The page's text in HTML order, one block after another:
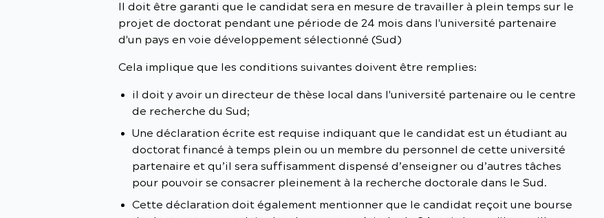
Il doit être garanti que le candidat sera en mesure de travailler à plein temps sur le
projet de doctorat pendant une période de 24 mois dans l'université partenaire
d'un pays en voie développement sélectionné (Sud)
Cela implique que les conditions suivantes doivent être remplies:
il doit y avoir un directeur de thèse local dans l'université partenaire ou le centre
de recherche du Sud;
Une déclaration écrite est requise indiquant que le candidat est un étudiant au
doctorat financé à temps plein ou un membre du personnel de cette université
partenaire et qu’il sera suffisamment dispensé d’enseigner ou d’autres tâches
pour pouvoir se consacrer pleinement à la recherche doctorale dans le Sud.
Cette déclaration doit également mentionner que le candidat reçoit une bourse